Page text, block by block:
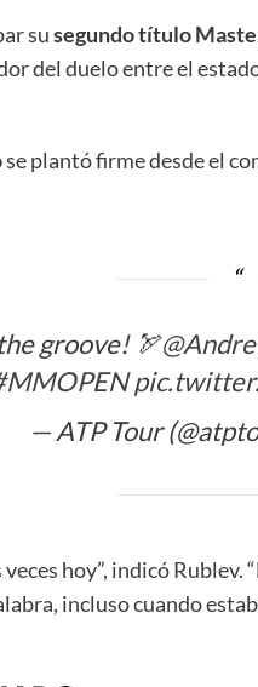
susegundo título
del duelo entre el
se plantó firme desde el
groove! 🏹
— ATP Tour
veces hoy”, indicó
incluso cuando